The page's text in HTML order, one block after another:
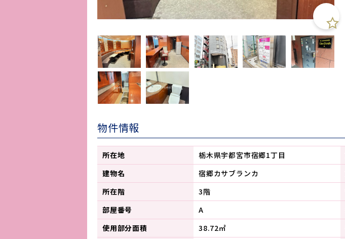
物件情報
所在地
栃木県宇都宮市宿郷1丁目
建物名
宿郷カサブランカ
所在階
3階
部屋番号
A
使用部分面積
38.72㎡